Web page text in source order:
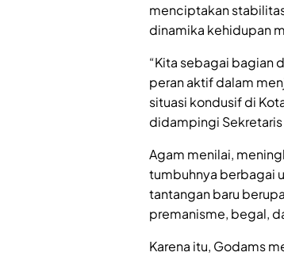
menciptakan
dinamika kehidupan
“Kita sebagai bagian
peran aktif dalam
situasi kondusif di
didampingi
Agam menilai,
tumbuhnya berbagai
tantangan baru
premanisme, begal,
Karena itu, Godams